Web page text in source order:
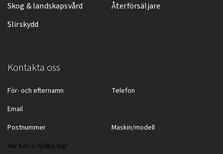
Skog & landskapsvård
Slirskydd
Återförsäljare
Kontakta oss